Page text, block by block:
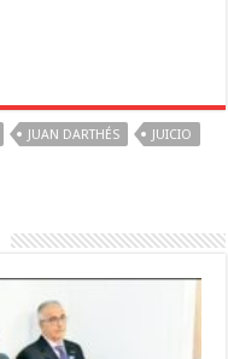
JUAN DARTHÉS
JUICIO